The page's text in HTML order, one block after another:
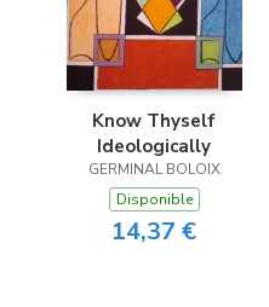
Know Thyself
Ideologically
GERMINAL BOLOIX
Disponible
14,37 €